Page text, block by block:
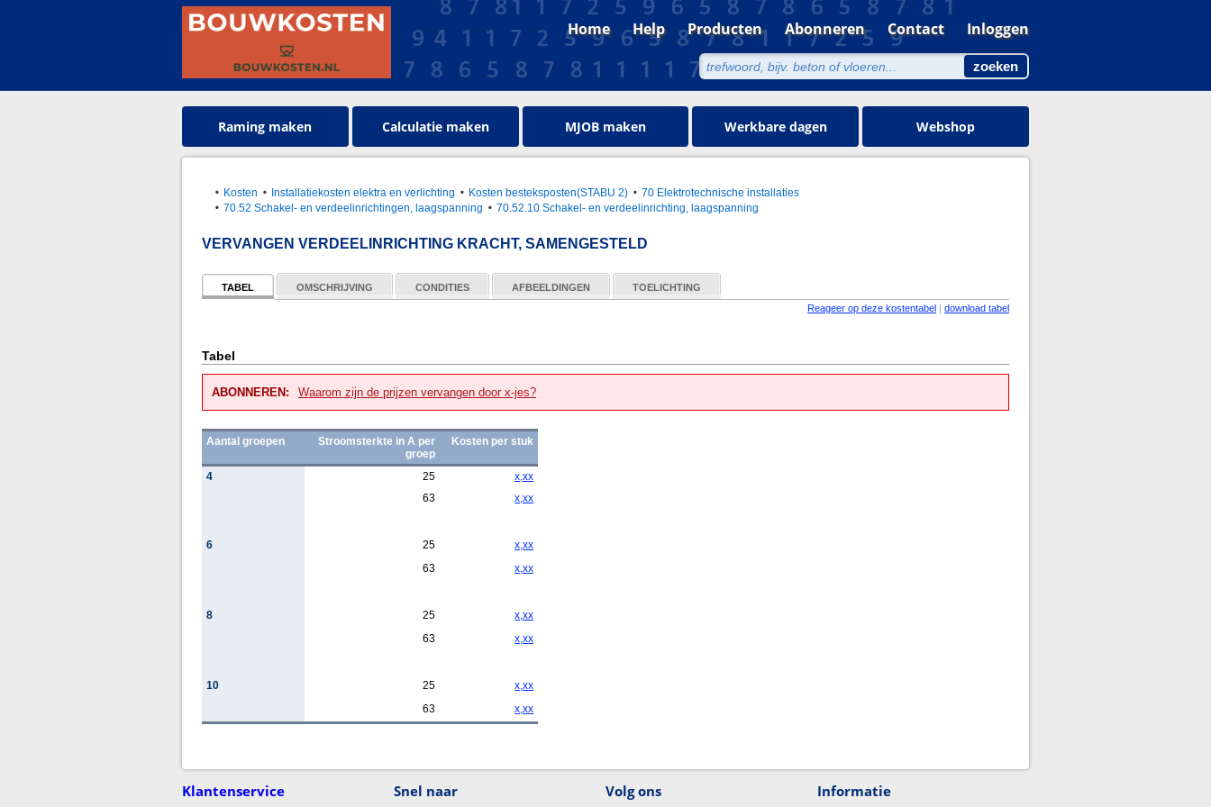
Home Help Producten Abonneren Contact Inloggen
Raming maken Calculatie maken MJOB maken Werkbare dagen Webshop
Kosten Installatiekosten elektra en verlichting Kosten besteksposten(STABU 2)
70 Elektrotechnische installaties
70.52 Schakel- en verdeelinrichtingen, laagspanning
70.52.10 Schakel- en verdeelinrichting, laagspanning
VERVANGEN VERDEELINRICHTING KRACHT, SAMENGESTELD
TABEL OMSCHRIJVING CONDITIES AFBEELDINGEN
TOELICHTING
Reageer op deze kostentabel | download tabel
Tabel
ABONNEREN: Waarom zijn de prijzen vervangen door x-jes?
Aantal groepen
Stroomsterkte in A per
groep
Kosten per stuk
4 25
x,xx
63
x,xx
6 25
x,xx
63
x,xx
8 25
x,xx
63
x,xx
10 25
x,xx
63
x,xx
Klantenservice Snel naar Volg ons Informatie